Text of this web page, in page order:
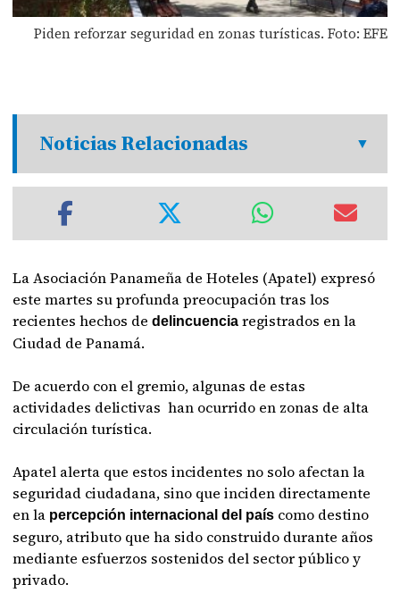
Piden reforzar seguridad en zonas turísticas. Foto: EFE
Noticias Relacionadas
La Asociación Panameña de Hoteles (Apatel) expresó
este martes su profunda preocupación tras los
recientes hechos dedelincuencia registrados en la
Ciudad de Panamá.
De acuerdo con el gremio, algunas de estas
actividades delictivas han ocurrido en zonas de alta
circulación turística.
Apatel alerta que estos incidentes no solo afectan la
seguridad ciudadana, sino que inciden directamente
en la percepción internacional del país como destino
seguro, atributo que ha sido construido durante años
mediante esfuerzos sostenidos del sector público y
privado.